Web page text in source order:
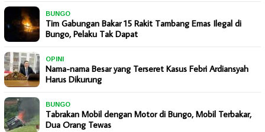
BUNGO
Tim Gabungan Bakar 15 Rakit Tambang Emas Ilegal di
Bungo, Pelaku Tak Dapat
OPINI
Nama-nama Besar yang Terseret Kasus Febri Ardiansyah
Harus Dikurung
BUNGO
Tabrakan Mobil dengan Motor di Bungo, Mobil Terbakar,
Dua Orang Tewas